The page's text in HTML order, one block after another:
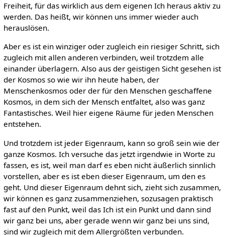
Freiheit, für das wirklich aus dem eigenen Ich heraus aktiv zu
werden. Das heißt, wir können uns immer wieder auch
herauslösen.
Aber es ist ein winziger oder zugleich ein riesiger Schritt, sich
zugleich mit allen anderen verbinden, weil trotzdem alle
einander überlagern. Also aus der geistigen Sicht gesehen ist
der Kosmos so wie wir ihn heute haben, der
Menschenkosmos oder der für den Menschen geschaffene
Kosmos, in dem sich der Mensch entfaltet, also was ganz
Fantastisches. Weil hier eigene Räume für jeden Menschen
entstehen.
Und trotzdem ist jeder Eigenraum, kann so groß sein wie der
ganze Kosmos. Ich versuche das jetzt irgendwie in Worte zu
fassen, es ist, weil man darf es eben nicht äußerlich sinnlich
vorstellen, aber es ist eben dieser Eigenraum, um den es
geht. Und dieser Eigenraum dehnt sich, zieht sich zusammen,
wir können es ganz zusammenziehen, sozusagen praktisch
fast auf den Punkt, weil das Ich ist ein Punkt und dann sind
wir ganz bei uns, aber gerade wenn wir ganz bei uns sind,
sind wir zugleich mit dem Allergrößten verbunden.